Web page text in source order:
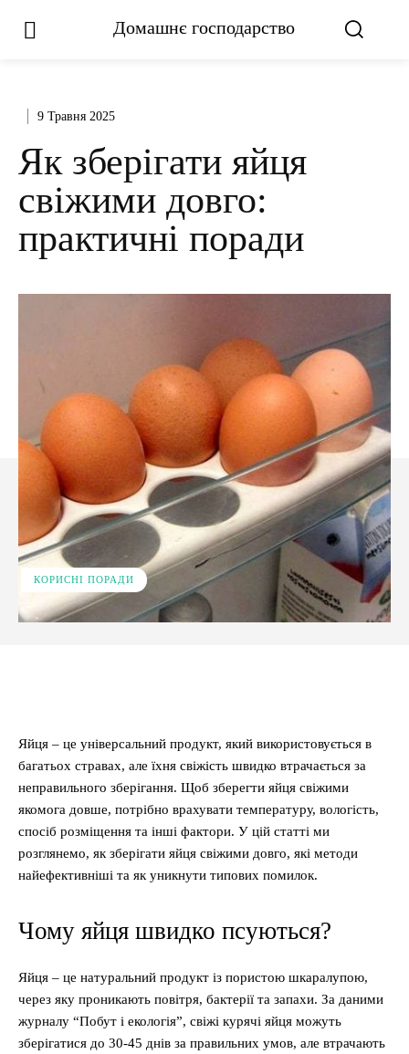
Домашнє господарство
9 Травня 2025
Як зберігати яйця
свіжими довго:
практичні поради
КОРИСНІ ПОРАДИ
Яйця – це універсальний продукт, який використовується в
багатьох стравах, але їхня свіжість швидко втрачається за
неправильного зберігання. Щоб зберегти яйця свіжими
якомога довше, потрібно врахувати температуру, вологість,
спосіб розміщення та інші фактори. У цій статті ми
розглянемо, як зберігати яйця свіжими довго, які методи
найефективніші та як уникнути типових помилок.
Чому яйця швидко псуються?
Яйця – це натуральний продукт із пористою шкаралупою,
через яку проникають повітря, бактерії та запахи. За даними
журналу “Побут і екологія”, свіжі курячі яйця можуть
зберігатися до 30-45 днів за правильних умов, але втрачають